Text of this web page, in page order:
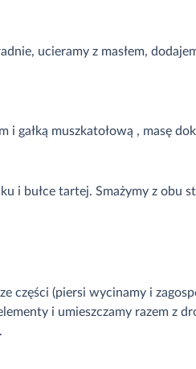
ucieramy z masłem,
i gałką muszkatołową , masę
i bułce tartej. Smażymy z obu
części (piersi wycinamy i
i umieszczamy razem z